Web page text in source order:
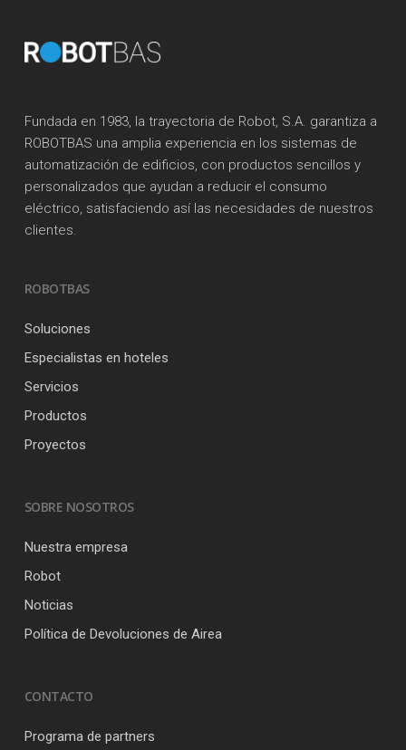
Fundada en 1983, la trayectoria de Robot, S.A. garantiza a
ROBOTBAS una amplia experiencia en los sistemas de
automatización de edificios, con productos sencillos y
personalizados que ayudan a reducir el consumo
eléctrico, satisfaciendo así las necesidades de nuestros
clientes.
ROBOTBAS
Soluciones
Especialistas en hoteles
Servicios
Productos
Proyectos
SOBRE NOSOTROS
Nuestra empresa
Robot
Noticias
Política de Devoluciones de Airea
CONTACTO
Programa de partners